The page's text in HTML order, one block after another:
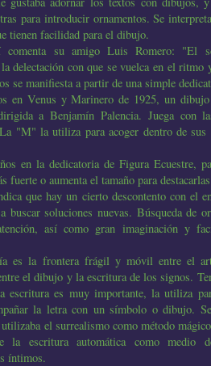
para introducir ornamentos. Se
tienen facilidad para el dibujo.
comenta su amigo Luis Romero: "El
delectación con que se vuelca en el ritmo
se manifiesta a partir de una simple
en Venus y Marinero de 1925, un
a Benjamín Palencia. Juega con
"M" la utiliza para acoger dentro de sus
en la dedicatoria de Figura Ecuestre,
fuerte o aumenta el tamaño para
que hay un cierto descontento con el
buscar soluciones nuevas. Búsqueda de
así como gran imaginación y
es la frontera frágil y móvil entre el
el dibujo y la escritura de los signos.
escritura es muy importante, la utiliza
la letra con un símbolo o dibujo.
utilizaba el surrealismo como método
la escritura automática como medio
íntimos.